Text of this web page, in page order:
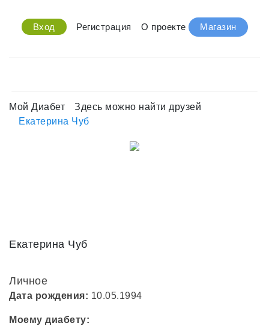
Вход Регистрация О проекте Магазин
Мой Диабет
Здесь можно найти друзей
Екатерина Чуб
Екатерина Чуб
Личное
Дата рождения: 10.05.1994
Моему диабету: